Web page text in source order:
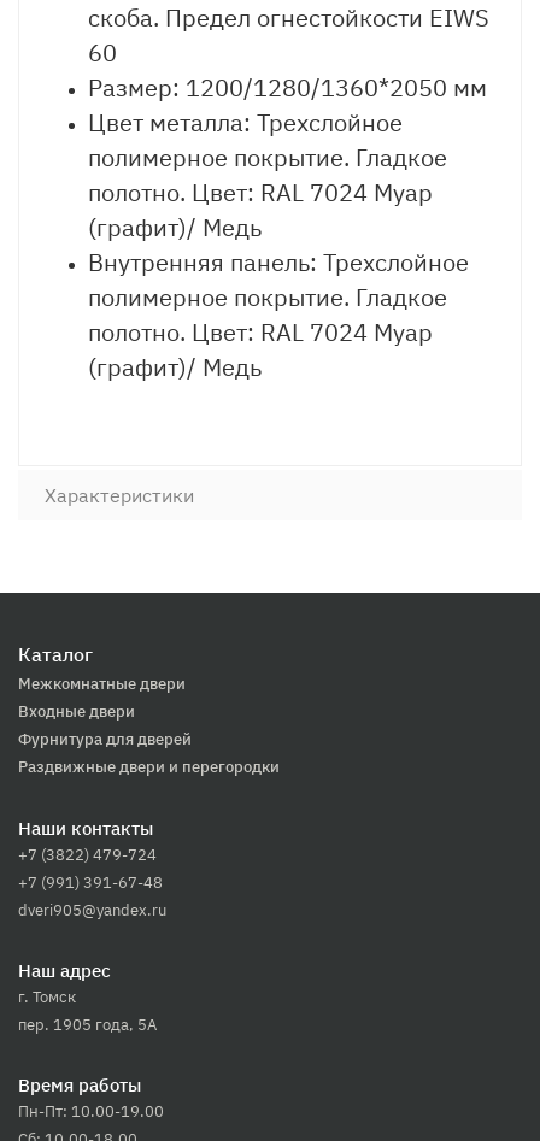
скоба. Предел огнестойкости EIWS
60
Размер: 1200/1280/1360*2050 мм
Цвет металла: Трехслойное
полимерное покрытие. Гладкое
полотно. Цвет: RAL 7024 Муар
(графит)/ Медь
Внутренняя панель: Трехслойное
полимерное покрытие. Гладкое
полотно. Цвет: RAL 7024 Муар
(графит)/ Медь
Характеристики
Каталог
Межкомнатные двери
Входные двери
Фурнитура для дверей
Раздвижные двери и перегородки
Наши контакты
+7 (3822) 479-724
+7 (991) 391-67-48
dveri905@yandex.ru
Наш адрес
г. Томск
пер. 1905 года, 5А
Время работы
Пн-Пт: 10.00-19.00